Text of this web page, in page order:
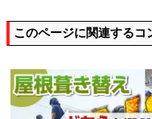
このページに関連するコ